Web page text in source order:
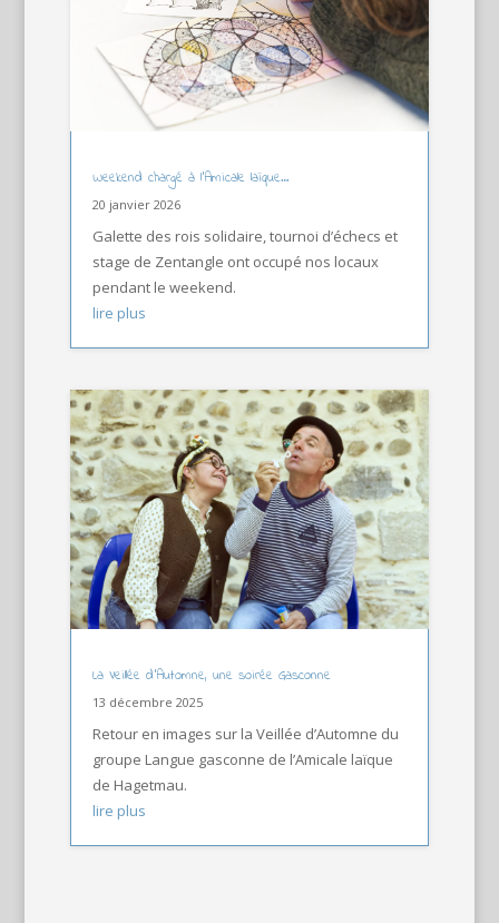
Weekend chargé à l’Amicale laïque…
20 janvier 2026
Galette des rois solidaire, tournoi d’échecs et
stage de Zentangle ont occupé nos locaux
pendant le weekend.
lire plus
La Veillée d’Automne, une soirée Gasconne
13 décembre 2025
Retour en images sur la Veillée d’Automne du
groupe Langue gasconne de l’Amicale laïque
de Hagetmau.
lire plus